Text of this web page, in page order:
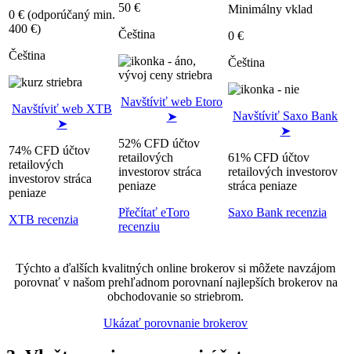
0 € (odporúčaný min.
400 €)
Čeština
Navštíviť web XTB
➤
74% CFD účtov
retailových
investorov stráca
peniaze
XTB recenzia
50 €
Čeština
Navštíviť web Etoro
➤
52% CFD účtov
retailových
investorov stráca
peniaze
Přečítať eToro
recenziu
Minimálny vklad
0 €
Čeština
Navštíviť Saxo Bank
➤
61% CFD účtov
retailových investorov
stráca peniaze
Saxo Bank recenzia
Týchto a ďalších kvalitných online brokerov si môžete navzájom
porovnať v našom prehľadnom porovnaní najlepších brokerov na
obchodovanie so striebrom.
Ukázať porovnanie brokerov